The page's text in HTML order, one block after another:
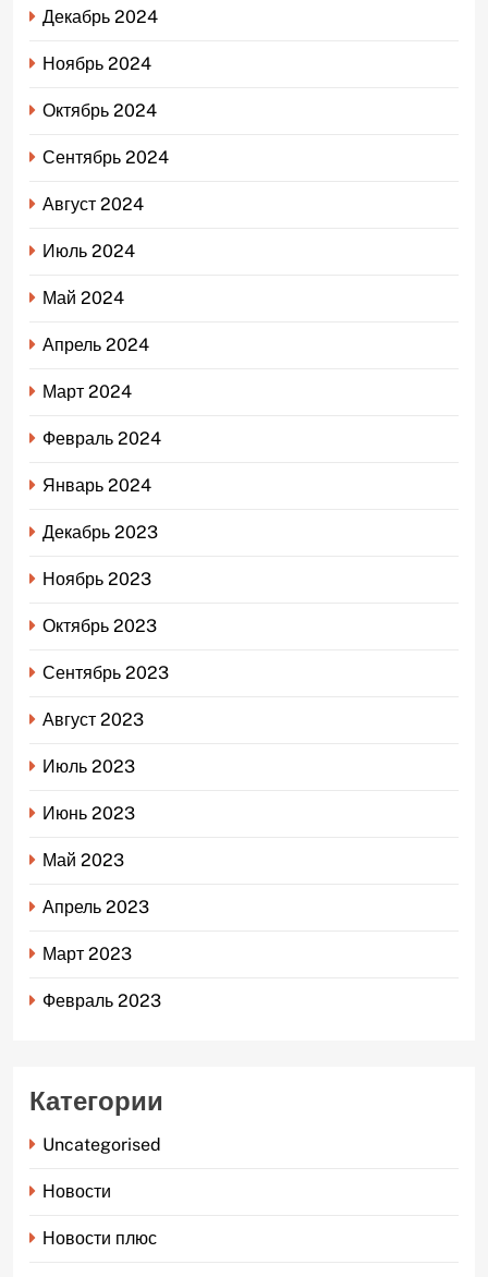
Декабрь 2024
Ноябрь 2024
Октябрь 2024
Сентябрь 2024
Август 2024
Июль 2024
Май 2024
Апрель 2024
Март 2024
Февраль 2024
Январь 2024
Декабрь 2023
Ноябрь 2023
Октябрь 2023
Сентябрь 2023
Август 2023
Июль 2023
Июнь 2023
Май 2023
Апрель 2023
Март 2023
Февраль 2023
Категории
Uncategorised
Новости
Новости плюс